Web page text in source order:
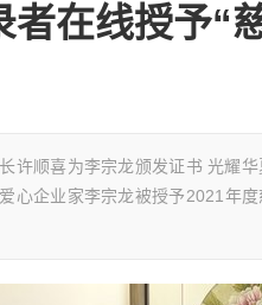
者在线授予“
许顺喜为李宗龙颁发证书 光耀
心企业家李宗龙被授予2021年